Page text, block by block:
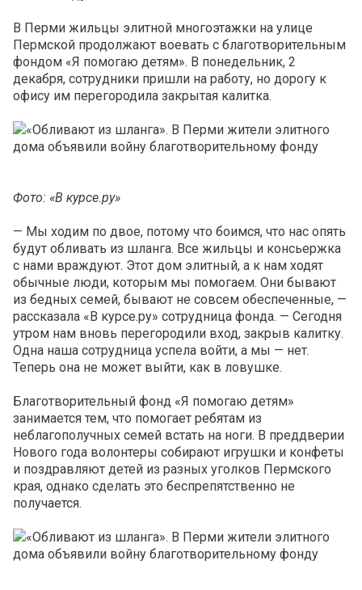
В Перми жильцы элитной многоэтажки на улице
Пермской продолжают воевать с благотворительным
фондом «Я помогаю детям». В понедельник, 2
декабря, сотрудники пришли на работу, но дорогу к
офису им перегородила закрытая калитка.
Фото: «В курсе.ру»
— Мы ходим по двое, потому что боимся, что нас опять
будут обливать из шланга. Все жильцы и консьержка
с нами враждуют. Этот дом элитный, а к нам ходят
обычные люди, которым мы помогаем. Они бывают
из бедных семей, бывают не совсем обеспеченные, —
рассказала «В курсе.ру» сотрудница фонда. — Сегодня
утром нам вновь перегородили вход, закрыв калитку.
Одна наша сотрудница успела войти, а мы — нет.
Теперь она не может выйти, как в ловушке.
Благотворительный фонд «Я помогаю детям»
занимается тем, что помогает ребятам из
неблагополучных семей встать на ноги. В преддверии
Нового года волонтеры собирают игрушки и конфеты
и поздравляют детей из разных уголков Пермского
края, однако сделать это беспрепятственно не
получается.